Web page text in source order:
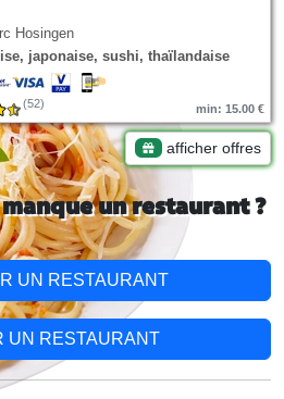
Hosingen
japonaise, sushi, thaïlandaise
(52) min: 15.00 €
afficher offres
un restaurant ?
UN RESTAURANT
UN RESTAURANT